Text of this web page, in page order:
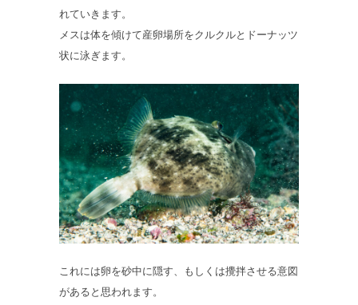
れていきます。
メスは体を傾けて産卵場所をクルクルとドーナッツ
状に泳ぎます。
これには卵を砂中に隠す、もしくは攪拌させる意図
があると思われます。